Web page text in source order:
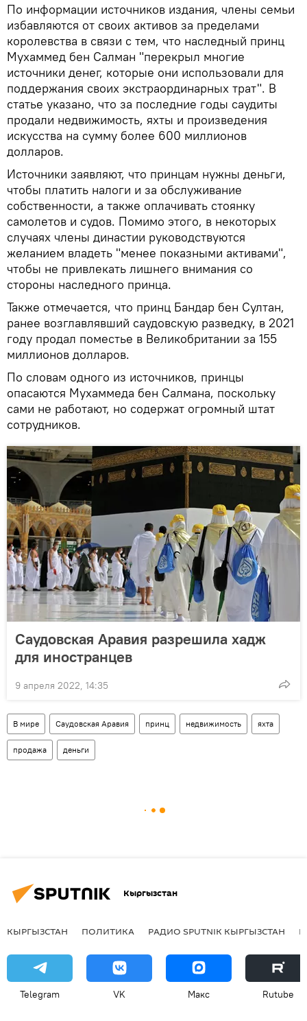
По информации источников издания, члены семьи
избавляются от своих активов за пределами
королевства в связи с тем, что наследный принц
Мухаммед бен Салман "перекрыл многие
источники денег, которые они использовали для
поддержания своих экстраординарных трат". В
статье указано, что за последние годы саудиты
продали недвижимость, яхты и произведения
искусства на сумму более 600 миллионов
долларов.
Источники заявляют, что принцам нужны деньги,
чтобы платить налоги и за обслуживание
собственности, а также оплачивать стоянку
самолетов и судов. Помимо этого, в некоторых
случаях члены династии руководствуются
желанием владеть "менее показными активами",
чтобы не привлекать лишнего внимания со
стороны наследного принца.
Также отмечается, что принц Бандар бен Султан,
ранее возглавлявший саудовскую разведку, в 2021
году продал поместье в Великобритании за 155
миллионов долларов.
По словам одного из источников, принцы
опасаются Мухаммеда бен Салмана, поскольку
сами не работают, но содержат огромный штат
сотрудников.
Саудовская Аравия разрешила хадж
для иностранцев
9 апреля 2022, 14:35
В мире Саудовская Аравия принц недвижимость яхта
продажа деньги
Кыргызстан
КЫРГЫЗСТАН ПОЛИТИКА РАДИО SPUTNIK КЫРГЫЗСТАН
Telegram VK Макс Rutube